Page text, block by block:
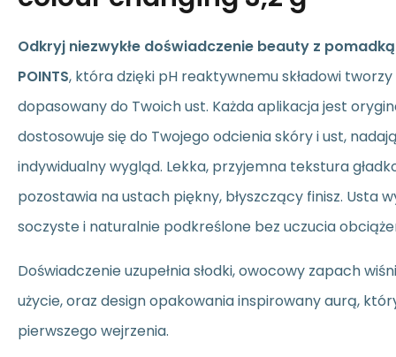
Odkryj niezwykłe doświadczenie beauty z pomadką
POINTS, która dzięki pH reaktywnemu składowi
dopasowany do Twoich ust. Każda aplikacja jest
dostosowuje się do Twojego odcienia skóry i ust,
indywidualny wygląd. Lekka, przyjemna tekstura
pozostawia na ustach piękny, błyszczący finisz. Usta
soczyste i naturalnie podkreślone bez uczucia
Doświadczenie uzupełnia słodki, owocowy zapach
użycie, oraz design opakowania inspirowany aurą,
pierwszego wejrzenia.